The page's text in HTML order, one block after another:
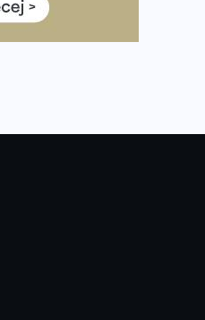
Nocny Portowy Maraton
co warto wiedzieć